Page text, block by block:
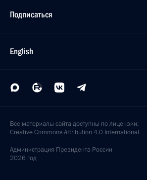
Подписаться
English
Все материалы сайта доступны по лицензии:
Creative Commons Attribution 4.0 International
Администрация Президента России
2026 год